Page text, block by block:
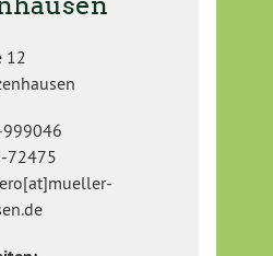
12
72475